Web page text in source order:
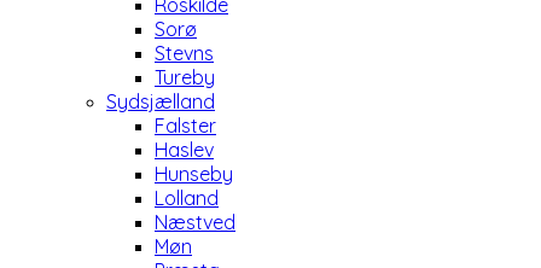
Roskilde
Sorø
Stevns
Tureby
Sydsjælland
Falster
Haslev
Hunseby
Lolland
Næstved
Møn